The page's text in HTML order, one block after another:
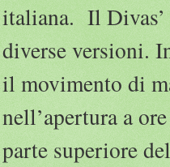
italiana. Il Divas’
diverse versioni.
il movimento di
nell’apertura a
parte superiore